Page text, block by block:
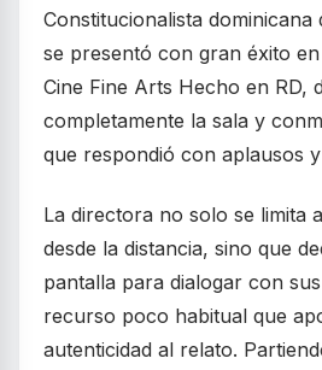
Constitucionalista dominicana
se presentó con gran éxito en
Cine Fine Arts Hecho en RD,
completamente la sala y
que respondió con aplausos
La directora no solo se limita
desde la distancia, sino que
pantalla para dialogar con
recurso poco habitual que
autenticidad al relato.